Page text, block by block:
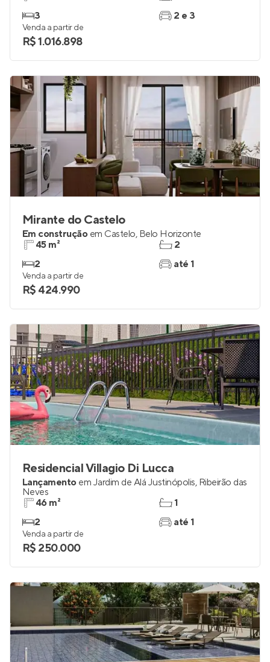
3
2 e 3
Venda a partir de
R$ 1.016.898
Mirante do Castelo
Em construção em Castelo, Belo Horizonte
45 m²
2
2
até 1
Venda a partir de
R$ 424.990
Residencial Villagio Di Lucca
Lançamento em Jardim de Alá Justinópolis, Ribeirão das
Neves
46 m²
2
1
até 1
Venda a partir de
R$ 250.000